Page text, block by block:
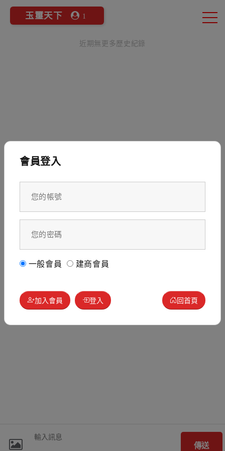
玉璽天下 1
傳送
近期無更多歷史紀錄
會員登入
一般會員 建商會員
加入會員 登入 回首頁